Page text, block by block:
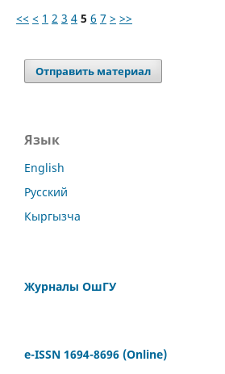
<< < 1 2 3 4 5 6 7 > >>
Отправить материал
Язык
English
Русский
Кыргызча
Журналы ОшГУ
e-ISSN 1694-8696 (Online)